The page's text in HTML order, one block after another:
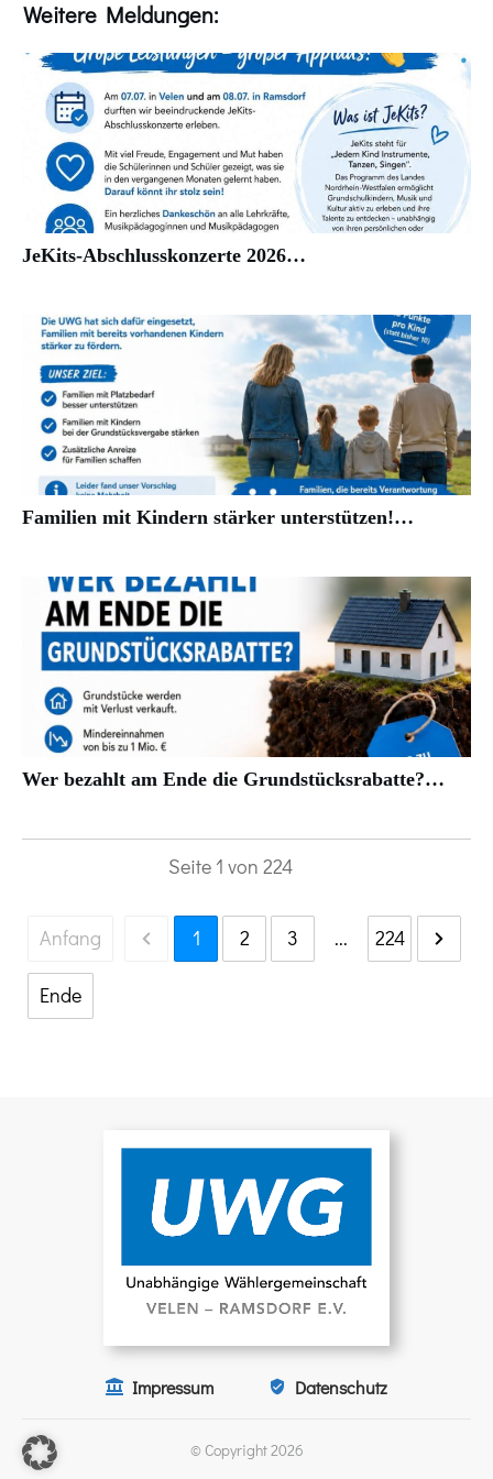
Weitere Meldungen:
JeKits-Abschlusskonzerte 2026…
Familien mit Kindern stärker unterstützen!…
Wer bezahlt am Ende die Grundstücksrabatte?…
Seite 1 von 224
Anfang 1 2 3 ... 224
Ende
Impressum Datenschutz
© Copyright2026